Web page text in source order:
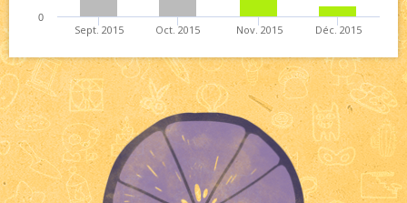
Sept. 2015 Oct. 2015 Nov. 2015 Déc. 2015
0